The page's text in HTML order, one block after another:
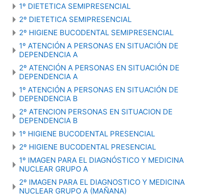
1º DIETETICA SEMIPRESENCIAL
2º DIETETICA SEMIPRESENCIAL
2º HIGIENE BUCODENTAL SEMIPRESENCIAL
1º ATENCIÓN A PERSONAS EN SITUACIÓN DE
DEPENDENCIA A
2º ATENCIÓN A PERSONAS EN SITUACIÓN DE
DEPENDENCIA A
1º ATENCIÓN A PERSONAS EN SITUACIÓN DE
DEPENDENCIA B
2º ATENCION PERSONAS EN SITUACION DE
DEPENDENCIA B
1º HIGIENE BUCODENTAL PRESENCIAL
2º HIGIENE BUCODENTAL PRESENCIAL
1º IMAGEN PARA EL DIAGNÓSTICO Y MEDICINA
NUCLEAR GRUPO A
2º IMAGEN PARA EL DIAGNOSTICO Y MEDICINA
NUCLEAR GRUPO A (MAÑANA)